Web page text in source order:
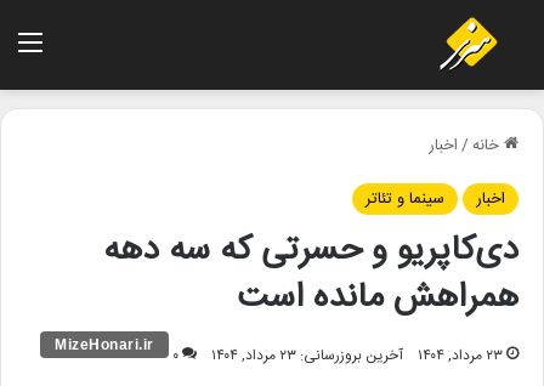
خانه/اخبار
اخبار
سینما و تئاتر
دی‌کاپریو و حسرتی که سه دهه
همراهش مانده است
۲۳ مرداد, ۱۴۰۴ آخرین بروزرسانی: ۲۳ مرداد, ۱۴۰۴ ۰